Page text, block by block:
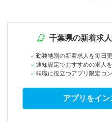
千葉県の新着求
勤務地別の新着求人を毎日
通知設定でおすすめの求人
転職に役立つアプリ限定コ
アプリをイ